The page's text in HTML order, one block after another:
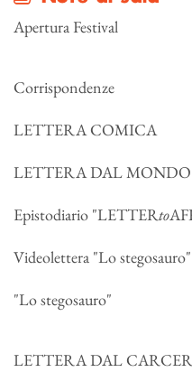
Apertura Festival
Corrispondenze
LETTERA COMICA
LETTERA DAL MONDO
Epistodiario "LETTERto
Videolettera "Lo stegosauro"
"Lo stegosauro"
LETTERA DAL